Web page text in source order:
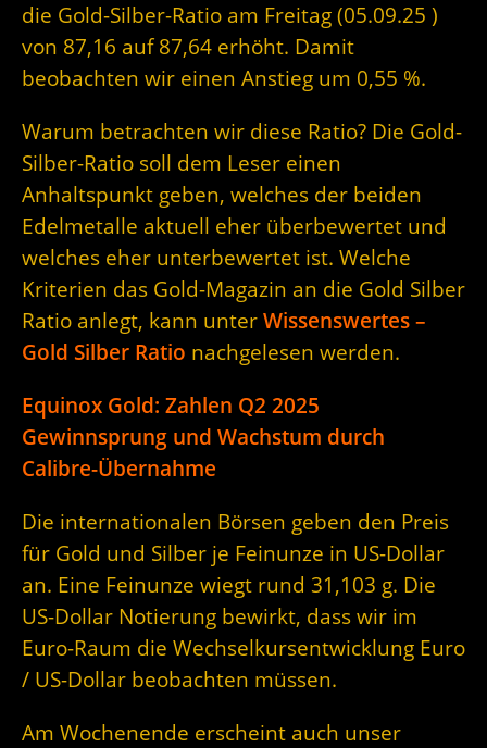
die Gold-Silber-Ratio am Freitag (05.09.25 )
von 87,16 auf 87,64 erhöht. Damit
beobachten wir einen Anstieg um 0,55 %.
Warum betrachten wir diese Ratio? Die Gold-
Silber-Ratio soll dem Leser einen
Anhaltspunkt geben, welches der beiden
Edelmetalle aktuell eher überbewertet und
welches eher unterbewertet ist. Welche
Kriterien das Gold-Magazin an die Gold Silber
Ratio anlegt, kann unter Wissenswertes –
Gold Silber Ratio nachgelesen werden.
Equinox Gold: Zahlen Q2 2025
Gewinnsprung und Wachstum durch
Calibre-Übernahme
Die internationalen Börsen geben den Preis
für Gold und Silber je Feinunze in US-Dollar
an. Eine Feinunze wiegt rund 31,103 g. Die
US-Dollar Notierung bewirkt, dass wir im
Euro-Raum die Wechselkursentwicklung Euro
/ US-Dollar beobachten müssen.
Am Wochenende erscheint auch unser